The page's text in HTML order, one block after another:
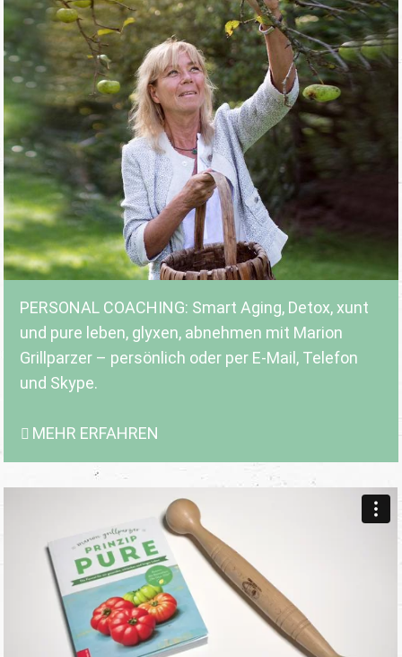
PERSONAL COACHING: Smart Aging, Detox, xunt
und pure leben, glyxen, abnehmen mit Marion
Grillparzer – persönlich oder per E-Mail, Telefon
und Skype.
MEHR ERFAHREN